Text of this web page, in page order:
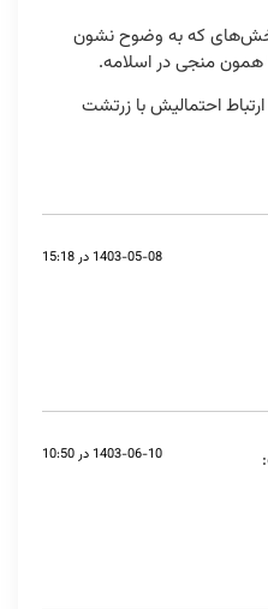
که به وضوح نشون
همون منجی در اسلامه.
احتمالیش با زرتشت
1403-05-08 در 15:18
1403-06-10 در 10:50